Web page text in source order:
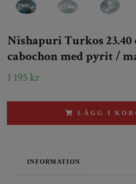
Nishapuri Turkos
cabochon med pyrit /
1 195 kr
LÄGG I
INFORMATION